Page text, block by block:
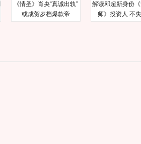
《情圣》肖央“真诚出轨”
或成贺岁档爆款帝
解读邓超新身份
师》投资人 不